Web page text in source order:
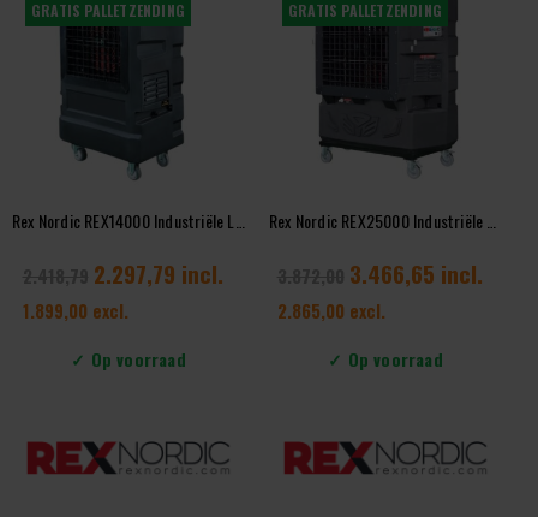
GRATIS PALLETZENDING
2.297,79 incl.
1.899,00 excl.
✓ Op voorraad
GRATIS PALLETZENDING
3.466,65 incl.
2.865,00 excl.
✓ Op voorraad